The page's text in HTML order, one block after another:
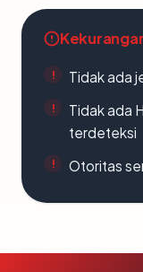
Tidak ada
Tidak ada
terdeteksi
Otoritas